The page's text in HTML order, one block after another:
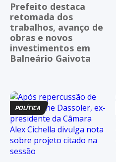
Prefeito destaca
retomada dos
trabalhos, avanço de
obras e novos
investimentos em
Balneário Gaivota
POLÍTICA